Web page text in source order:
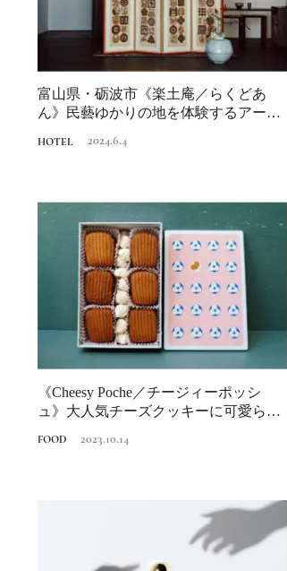
富山県・砺波市《楽土庵／らくどあ
ん》民藝ゆかりの地を体験するアート
HOTEL 2024.6.4
《Cheesy Poche／チージィーポッシ
ュ》大人気チーズクッキーに可愛らし
FOOD 2023.10.14